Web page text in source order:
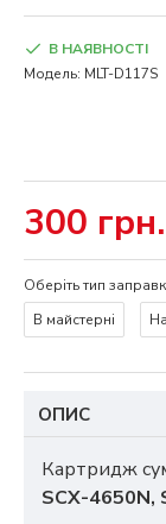
300 грн.
В НАЯВНОСТІ
Модель: MLT-D117S
Оберіть тип
В майстерні
ОПИС
Картридж
SCX-4650N,